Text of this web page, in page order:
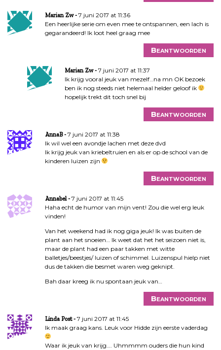
Marian Zw
7 juni 2017 at 11:36
Een heerlijke serie om even mee te ontspannen, een lach is
gegarandeerd! Ik loot heel graag mee
Beantwoorden
Marian Zw
7 juni 2017 at 11:37
Ik krijg vooral jeuk van mezelf…na mn OK bezoek
ben ik nog steeds niet helemaal helder geloof ik
hopelijk trekt dit toch snel bij
Beantwoorden
AnnaB
7 juni 2017 at 11:38
Ik wil wel een avondje lachen met deze dvd
Ik krijg jeuk van kriebeltruien en als er op de school van de
kinderen luizen zijn
Beantwoorden
Annabel
7 juni 2017 at 11:45
Haha echt de humor van mijn vent! Zou die wel erg leuk
vinden!
Van het weekend had ik nog giga jeuk! Ik was buiten de
plant aan het snoeien… Ik weet dat het het seizoen niet is,
maar de plant had een paar takken met witte
balletjes/beestjes/ luizen of schimmel. Luizenspul hielp niet
dus de takken die besmet waren weg geknipt.
Bah daar kreeg ik nu spontaan jeuk van…
Beantwoorden
Linda Post
7 juni 2017 at 11:45
Ik maak graag kans. Leuk voor Hidde zijn eerste vaderdag
Waar ik jeuk van krijg…. Uhmmmm ouders die hun kind